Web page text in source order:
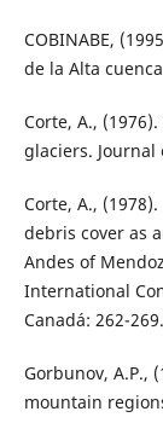
COBINABE,
de la Alta
Corte, A.,
glaciers. Journal
Corte, A.,
debris cover as
Andes of
International
Canadá: 262-269.
Gorbunov, A.P.,
mountain